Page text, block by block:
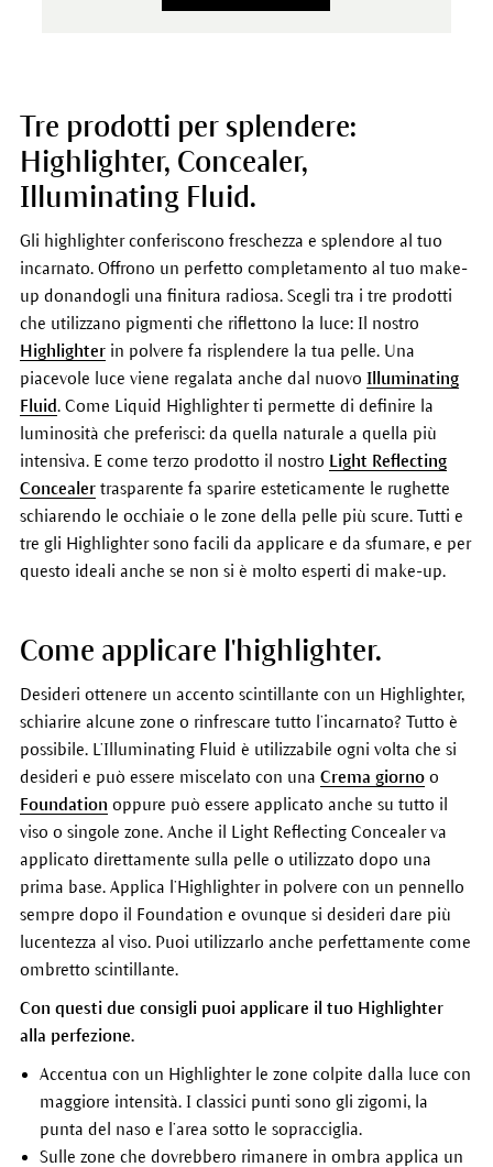
Tre prodotti per splendere:
Highlighter, Concealer,
Illuminating Fluid.
Gli highlighter conferiscono freschezza e splendore al tuo
incarnato. Offrono un perfetto completamento al tuo make-
up donandogli una finitura radiosa. Scegli tra i tre prodotti
che utilizzano pigmenti che riflettono la luce: Il nostro
Highlighterin polvere fa risplendere la tua pelle. Una
piacevole luce viene regalata anche dal nuovo Illuminating
Fluid. Come Liquid Highlighter ti permette di definire la
luminosità che preferisci: da quella naturale a quella più
intensiva. E come terzo prodotto il nostro Light Reflecting
Concealertrasparente fa sparire esteticamente le rughette
schiarendo le occhiaie o le zone della pelle più scure. Tutti e
tre gli Highlighter sono facili da applicare e da sfumare, e per
questo ideali anche se non si è molto esperti di make-up.
Come applicare l'highlighter.
Desideri ottenere un accento scintillante con un Highlighter,
schiarire alcune zone o rinfrescare tutto l’incarnato? Tutto è
possibile. L’Illuminating Fluid è utilizzabile ogni volta che si
desideri e può essere miscelato con una Crema giornoo
Foundation oppure può essere applicato anche su tutto il
viso o singole zone. Anche il Light Reflecting Concealer va
applicato direttamente sulla pelle o utilizzato dopo una
prima base. Applica l’Highlighter in polvere con un pennello
sempre dopo il Foundation e ovunque si desideri dare più
lucentezza al viso. Puoi utilizzarlo anche perfettamente come
ombretto scintillante.
Con questi due consigli puoi applicare il tuo Highlighter
alla perfezione.
Accentua con un Highlighter le zone colpite dalla luce con
maggiore intensità. I classici punti sono gli zigomi, la
punta del naso e l’area sotto le sopracciglia.
Sulle zone che dovrebbero rimanere in ombra applica un